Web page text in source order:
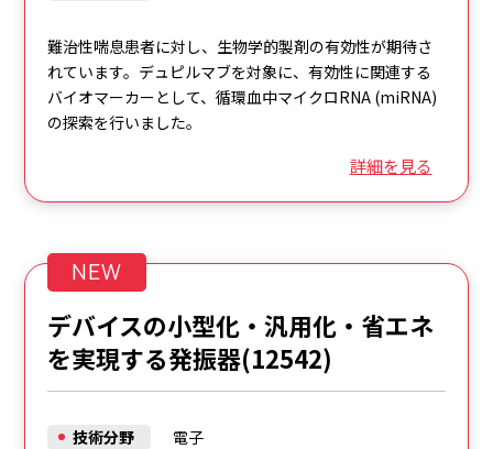
難治性喘息患者に対し、生物学的製剤の有効性が期待さ
れています。デュピルマブを対象に、有効性に関連する
バイオマーカーとして、循環血中マイクロRNA (miRNA)
の探索を行いました。
詳細を見る
NEW
デバイスの小型化・汎用化・省エネ
を実現する発振器(12542)
技術分野
電子